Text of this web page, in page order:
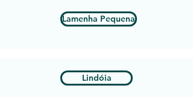
Lamenha Pequena
Lindóia